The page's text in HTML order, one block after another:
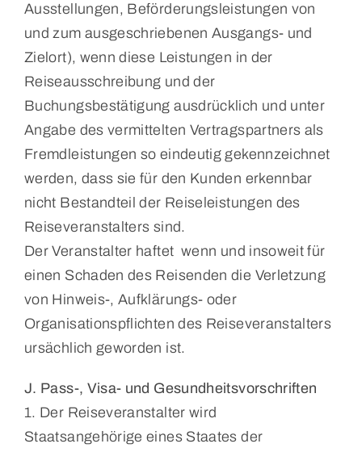
Ausstellungen, Beförderungsleistungen von
und zum ausgeschriebenen Ausgangs- und
Zielort), wenn diese Leistungen in der
Reiseausschreibung und der
Buchungsbestätigung ausdrücklich und unter
Angabe des vermittelten Vertragspartners als
Fremdleistungen so eindeutig gekennzeichnet
werden, dass sie für den Kunden erkennbar
nicht Bestandteil der Reiseleistungen des
Reiseveranstalters sind.
Der Veranstalter haftet wenn und insoweit für
einen Schaden des Reisenden die Verletzung
von Hinweis-, Aufklärungs- oder
Organisationspflichten des Reiseveranstalters
ursächlich geworden ist.
J. Pass-, Visa- und Gesundheitsvorschriften
1. Der Reiseveranstalter wird
Staatsangehörige eines Staates der